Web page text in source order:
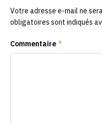
Votre adresse e-mail ne
obligatoires sont indiqués
Commentaire *